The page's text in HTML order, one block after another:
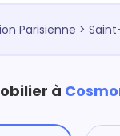
Parisienne >
à